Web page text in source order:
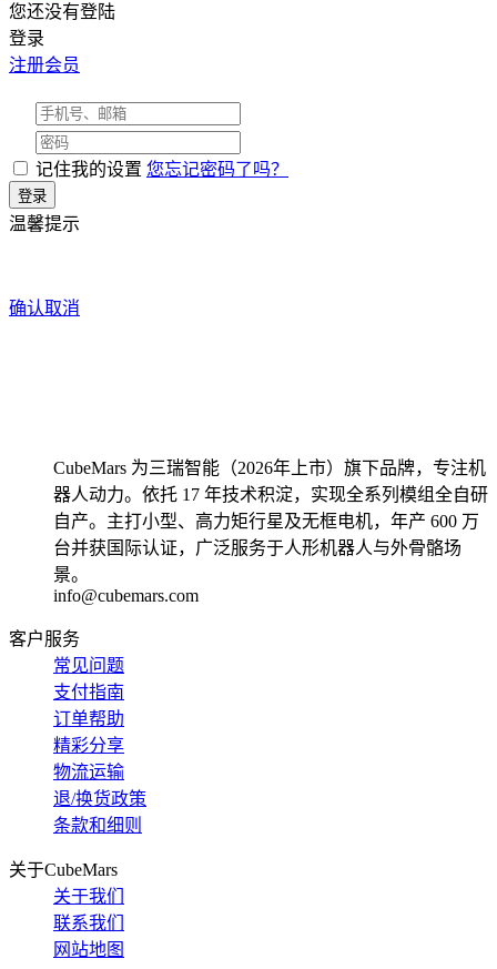
您还没有登陆
登录
注册会员
记住我的设置 您忘记密码了吗？
温馨提示
确认取消
CubeMars 为三瑞智能（2026年上市）旗下品牌，专注机
器人动力。依托 17 年技术积淀，实现全系列模组全自研
自产。主打小型、高力矩行星及无框电机，年产 600 万
台并获国际认证，广泛服务于人形机器人与外骨骼场
景。
info@cubemars.com
客户服务
常见问题
支付指南
订单帮助
精彩分享
物流运输
退/换货政策
条款和细则
关于CubeMars
关于我们
联系我们
网站地图